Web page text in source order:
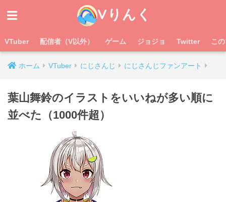
Vりんく
VTuber 配信者（V以外） ゲーム ジョジョ Twitter こ
ホーム VTuber にじさんじ にじさんじファンアート
葉山舞鈴のイラストをいいねが多い順に
並べた（1000件超）